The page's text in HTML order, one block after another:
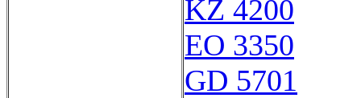
KZ 4200
EO 3350
GD 5701